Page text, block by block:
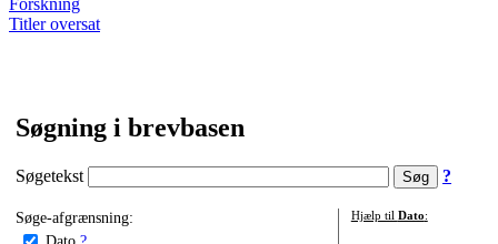
Titler oversat
Søgning i brevbasen
Søgetekst ?
Søge-afgrænsning:
Hjælp til Dato: